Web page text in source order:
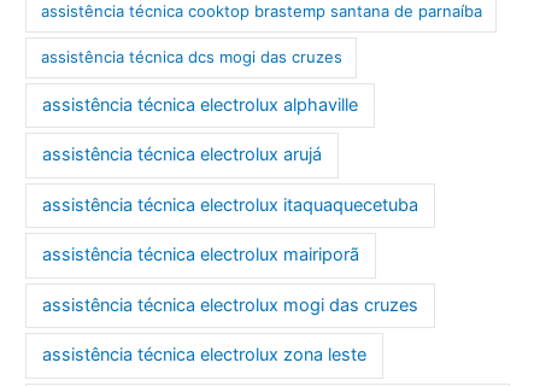
assistência técnica cooktop brastemp santana de parnaíba
assistência técnica dcs mogi das cruzes
assistência técnica electrolux alphaville
assistência técnica electrolux arujá
assistência técnica electrolux itaquaquecetuba
assistência técnica electrolux mairiporã
assistência técnica electrolux mogi das cruzes
assistência técnica electrolux zona leste